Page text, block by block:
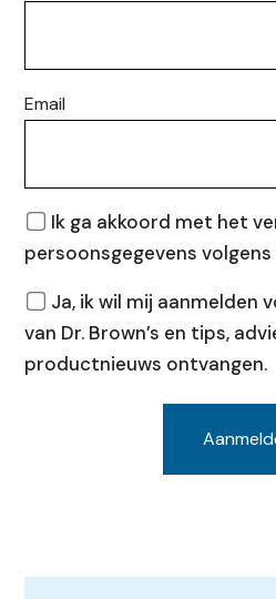
Email
Privacy
Ik ga akkoord met het
persoonsgegevens volgens
Nieuwsbrief
Ja, ik wil mij aanmelden
van Dr. Brown’s en tips,
productnieuws ontvangen.